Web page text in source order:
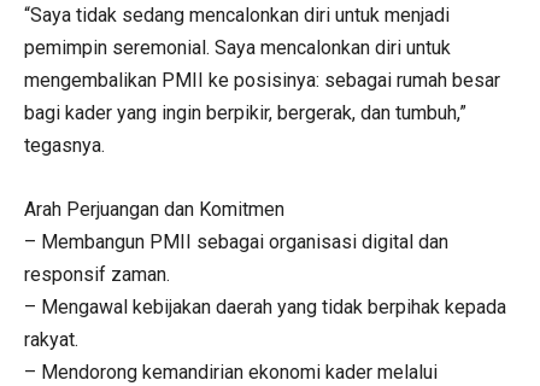
“Saya tidak sedang mencalonkan diri untuk menjadi
pemimpin seremonial. Saya mencalonkan diri untuk
mengembalikan PMII ke posisinya: sebagai rumah besar
bagi kader yang ingin berpikir, bergerak, dan tumbuh,”
tegasnya.
Arah Perjuangan dan Komitmen
– Membangun PMII sebagai organisasi digital dan
responsif zaman.
– Mengawal kebijakan daerah yang tidak berpihak kepada
rakyat.
– Mendorong kemandirian ekonomi kader melalui